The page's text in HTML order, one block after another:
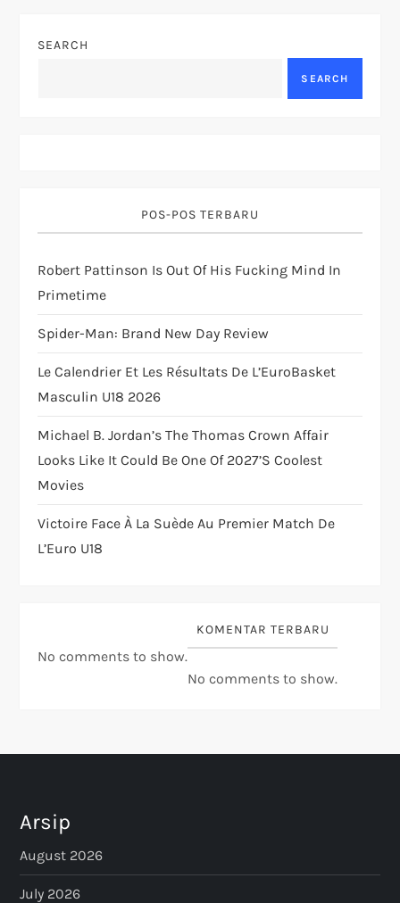
a
t
i
o
n
SEARCH
SEARCH
POS-POS TERBARU
Robert Pattinson Is Out Of His Fucking Mind In
Primetime
Spider-Man: Brand New Day Review
Le Calendrier Et Les Résultats De L’EuroBasket
Masculin U18 2026
Michael B. Jordan’s The Thomas Crown Affair
Looks Like It Could Be One Of 2027’s Coolest
Movies
Victoire Face À La Suède Au Premier Match De
L’Euro U18
No comments to show.
KOMENTAR TERBARU
No comments to show.
Arsip
August 2026
July 2026